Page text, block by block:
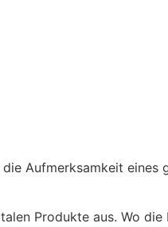
Aufmerksamkeit eines
Produkte aus. Wo die